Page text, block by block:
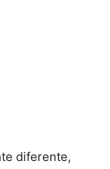
diferente,